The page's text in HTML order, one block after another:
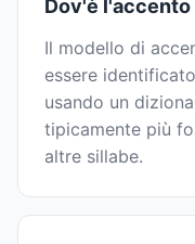
Dov'è l'accento
Il modello di
essere
usando un
tipicamente più
altre sillabe.